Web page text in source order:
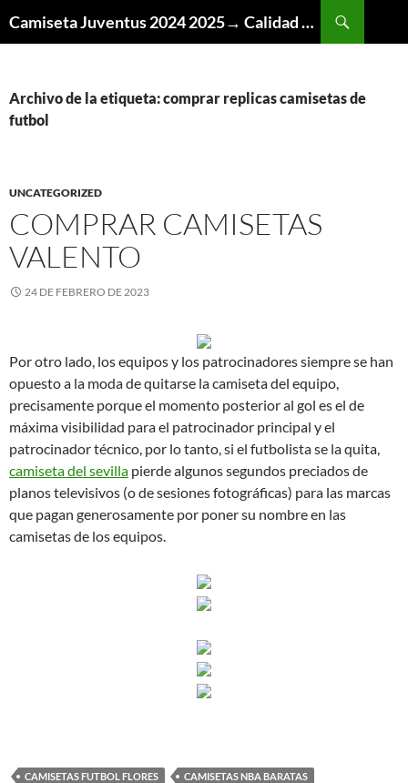
Camiseta Juventus 2024 2025→ Calidad Thai AAA
Archivo de la etiqueta: comprar replicas camisetas de
futbol
UNCATEGORIZED
COMPRAR CAMISETAS
VALENTO
24 DE FEBRERO DE 2023
Por otro lado, los equipos y los patrocinadores siempre se han
opuesto a la moda de quitarse la camiseta del equipo,
precisamente porque el momento posterior al gol es el de
máxima visibilidad para el patrocinador principal y el
patrocinador técnico, por lo tanto, si el futbolista se la quita,
camiseta del sevilla pierde algunos segundos preciados de
planos televisivos (o de sesiones fotográficas) para las marcas
que pagan generosamente por poner su nombre en las
camisetas de los equipos.
CAMISETAS FUTBOL FLORES
CAMISETAS NBA BARATAS